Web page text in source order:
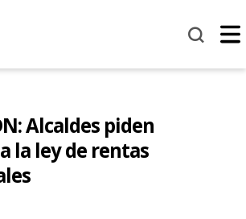
Alcaldes piden
la ley de rentas